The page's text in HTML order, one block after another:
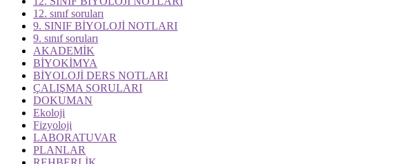
12. sınıf soruları
9. SINIF BİYOLOJİ NOTLARI
9. sınıf soruları
AKADEMİK
BİYOKİMYA
BİYOLOJİ DERS NOTLARI
ÇALIŞMA SORULARI
DOKUMAN
Ekoloji
Fizyoloji
LABORATUVAR
PLANLAR